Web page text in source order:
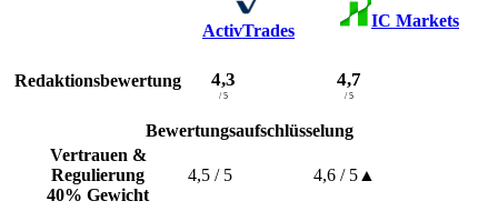
ActivTrades
IC Markets
Redaktionsbewertung 4,3
/ 5
4,7
/ 5
Bewertungsaufschlüsselung
Vertrauen &
Regulierung
40% Gewicht
4,5 / 5 4,6 / 5 ▲